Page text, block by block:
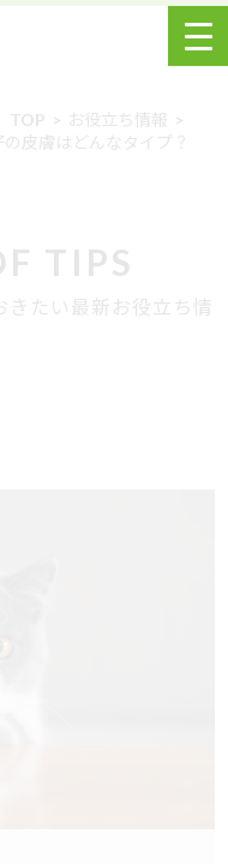
TOP
お役立ち情報
皮膚はどんなタイプ？
TIPS
たい最新お役立ち情